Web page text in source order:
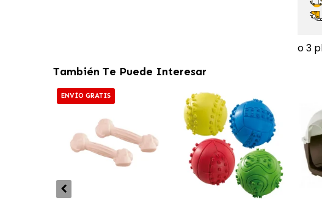
También Te Puede Interesar
ENVÍO GRATIS